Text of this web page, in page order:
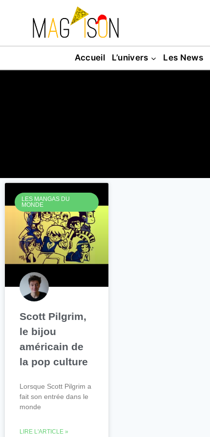
Accueil L’univers Les News
LES MANGAS DU
MONDE
Scott Pilgrim,
le bijou
américain de
la pop culture
Lorsque Scott Pilgrim a
fait son entrée dans le
monde
LIRE L'ARTICLE »